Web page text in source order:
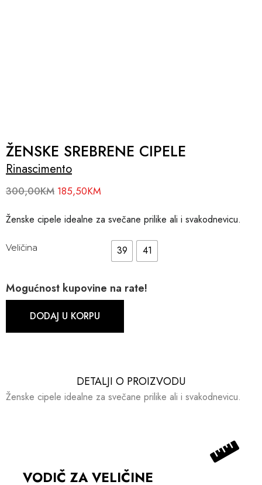
ŽENSKE SREBRENE CIPELE
Rinascimento
300,00KM 185,50KM
Ženske cipele idealne za svečane prilike ali i svakodnevicu.
Veličina 39 41
Mogućnost kupovine na rate!
DODAJ U KORPU
DETALJI O PROIZVODU​​
Ženske cipele idealne za svečane prilike ali i svakodnevicu.
VODIČ ZA VELIČINE